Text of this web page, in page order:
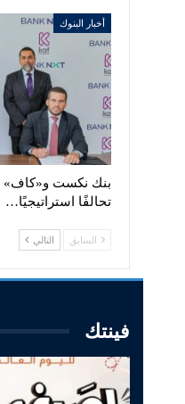
أخبار البنوك
بنك نكست و«كاف»
تحالفًا استراتيجيًا…
السابق التالي
فينتك